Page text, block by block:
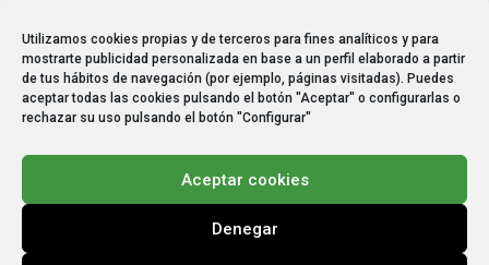
Utilizamos cookies propias y de terceros para fines analíticos y para
mostrarte publicidad personalizada en base a un perfil elaborado a partir
de tus hábitos de navegación (por ejemplo, páginas visitadas). Puedes
aceptar todas las cookies pulsando el botón "Aceptar" o configurarlas o
rechazar su uso pulsando el botón "Configurar"
Aceptar cookies
Denegar
info@begreen.es
640 329 284
Política de privacidad
Política de cookies¡Solicita presupuesto!